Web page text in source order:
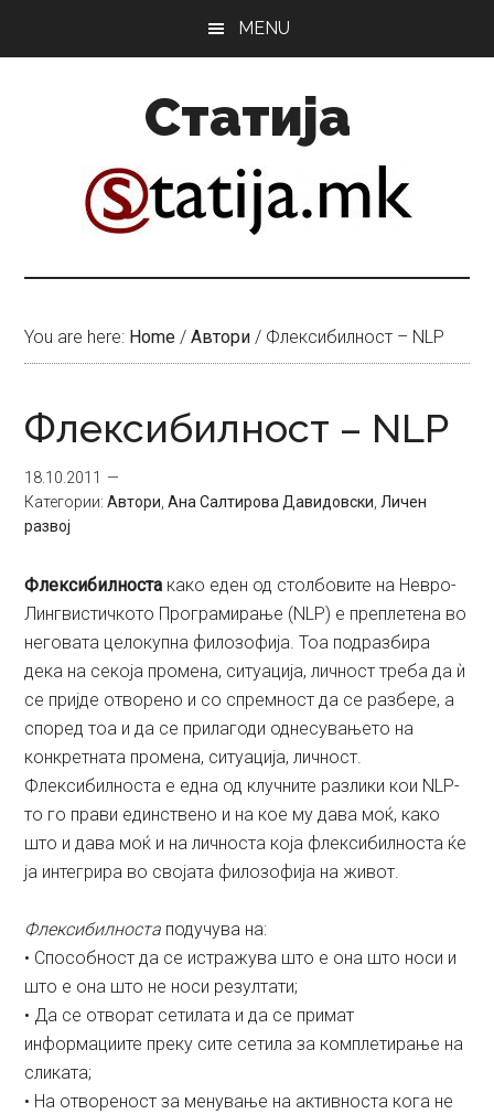
MENU
Статија
You are here: Home / Автори / Флексибилност – NLP
Флексибилност – NLP
18.10.2011
Категории:Автори ,Ана Салтирова Давидовски Личен
развој
Флексибилноста како еден од столбовите на Невро-
Лингвистичкото Програмирање (NLP) е преплетена во
неговата целокупна филозофија. Тоа подразбира
дека на секоја промена, ситуација, личност треба да ѝ
се пријде отворено и со спремност да се разбере, а
според тоа и да се прилагоди однесувањето на
конкретната промена, ситуација, личност.
Флексибилноста е една од клучните разлики кои NLP-
то го прави единствено и на кое му дава моќ, како
што и дава моќ и на личноста која флексибилноста ќе
ја интегрира во својата филозофија на живот.
Флексибилноста подучува на:
• Способност да се истражува што е она што носи и
што е она што не носи резултати;
• Да се отворат сетилата и да се примат
информациите преку сите сетила за комплетирање на
сликата;
• На отвореност за менување на активноста кога не